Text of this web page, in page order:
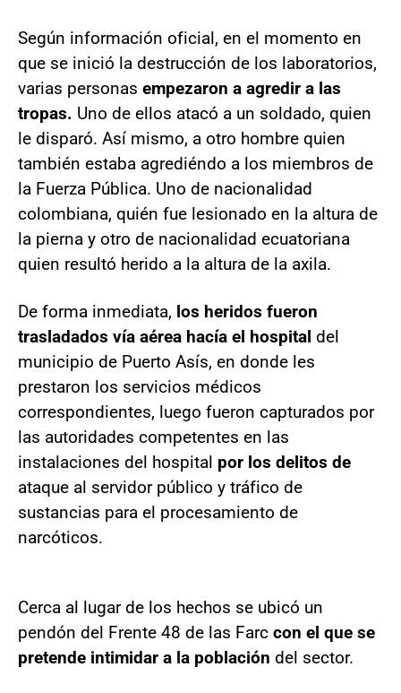
Según información oficial, en el momento en
que se inició la destrucción de los laboratorios,
varias personas empezaron a agredir a las
tropas. Uno de ellos atacó a un soldado, quien
le disparó. Así mismo, a otro hombre quien
también estaba agrediéndo a los miembros de
la Fuerza Pública. Uno de nacionalidad
colombiana, quién fue lesionado en la altura de
la pierna y otro de nacionalidad ecuatoriana
quien resultó herido a la altura de la axila.
De forma inmediata, los heridos fueron
trasladados vía aérea hacía el hospital del
municipio de Puerto Asís, en donde les
prestaron los servicios médicos
correspondientes, luego fueron capturados por
las autoridades competentes en las
instalaciones del hospital por los delitos de
ataque al servidor público y tráfico de
sustancias para el procesamiento de
narcóticos.
Cerca al lugar de los hechos se ubicó un
pendón del Frente 48 de las Farc con el que se
pretende intimidar a la población del sector.